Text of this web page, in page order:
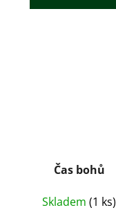
Čas bohů
Skladem (1 ks)